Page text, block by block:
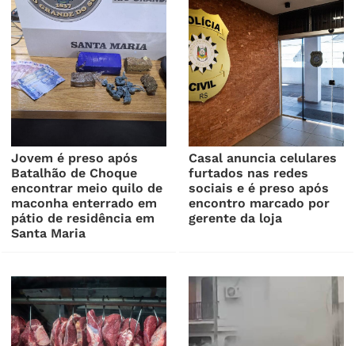
Jovem é preso após
Batalhão de Choque
encontrar meio quilo de
maconha enterrado em
pátio de residência em
Santa Maria
Casal anuncia celulares
furtados nas redes
sociais e é preso após
encontro marcado por
gerente da loja